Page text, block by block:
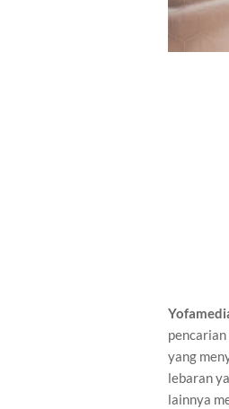
yang
lebaran
lainnya